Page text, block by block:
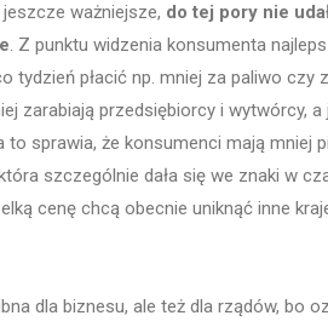
ważniejsze, do tej pory nie
. Z punktu widzenia konsumenta
tydzień płacić np. mniej za paliwo
zarabiają przedsiębiorcy i wytwórcy,
sprawia, że konsumenci mają mniej
szczególnie dała się we znaki w
cenę chcą obecnie uniknąć inne
dla biznesu, ale też dla rządów, bo